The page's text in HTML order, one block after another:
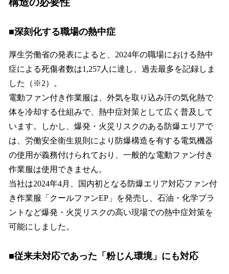
構造の必要性
■深刻化する職場の熱中症
厚生労働省の発表によると、2024年の職場における熱中
症による死傷者数は1,257人に達し、過去最多を記録しま
した（※2）。
電動ファン付き作業服は、外気を取り込み汗の気化熱で
体を冷却する仕組みで、熱中症対策として広く普及して
います。しかし、爆発・火災リスクのある防爆エリアで
は、労働安全衛生規則により防爆構造を有する電気機器
の使用が義務付けられており、一般的な電動ファン付き
作業服は使用できません。
当社は2024年4月、国内初となる防爆エリア対応ファン付
き作業服「クールファンEP」を発売し、石油・化学プラ
ントなど爆発・火災リスクの高い現場での熱中症対策を
可能にしました。
■従来未対応であった「粉じん環境」にも対応